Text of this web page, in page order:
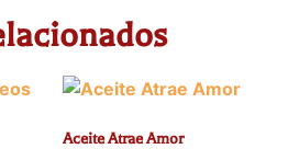
Aceite Atrae Amor